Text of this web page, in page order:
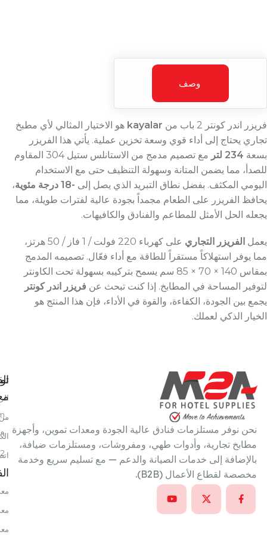
وصف
فريزر اندر كونتر 2 باب من kayalar هو الاختيار المثالي لأي مطبخ
تجاري يحتاج إلى أداء قوي وسعة تخزين عملية. يأتي هذا الفريزر
بسعة 234 لتر
مع تصميم مدمج من الاستانلس ستيل 304 المقاوم
للصدأ، مما يضمن المتانة وسهولة التنظيف حتى مع الاستخدام
اليومي المكثف. بفضل نطاق التبريد الذي يصل إلى -18 درجة مئوية
،
يحافظ الفريزر على الطعام مجمداً بجودة عالية لفترات طويلة، مما
يجعله الحل الأمثل للمطاعم والفنادق والكافيهات.
يعمل الفريزر التجاري
على كهرباء 220 فولت / 1 فاز / 50 هرتز،
مما يوفر استهلاكاً مستقراً للطاقة مع أداء فعّال. تصميمه المدمج
بمقاس 140 × 70 × 85 سم يسمح بتركيبه بسهولة تحت الكاونتر
لتوفير المساحة في المطابخ. إذا كنت تبحث عن فريزر اندر كونتر
يجمع بين الجودة، الكفاءة، والقوة في الأداء، فإن هذا المنتج هو
الخيار الذكي لعملك.
نحن نوفر مستلزمات فنادق عالية الجودة ومعدات تموين، وأجهزة
مطابخ تجارية، وأدوات طهي، ومفروشات، ومستلزمات ضيافة،
بالإضافة إلى خدمات الصيانة والدعم — مع تسليم سريع وخدمة
مخصصة لقطاع الأعمال (B2B).
٩ شارع سعد الدين عمر، خلف بتروجيت، النزهة الجديدة، القاهرة، مصر